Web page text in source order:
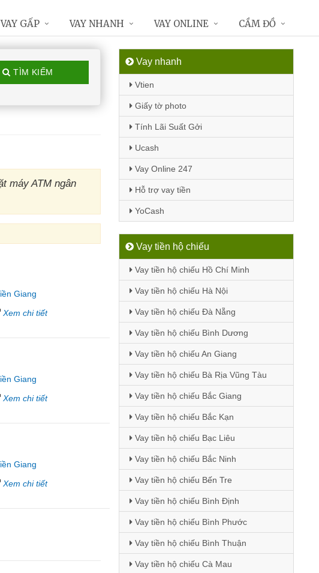
TÌM KIẾM
máy ATM ngân
Giang
Xem chi tiết
Giang
Xem chi tiết
Giang
Xem chi tiết
Vay nhanh
Vtien
Giấy tờ photo
Tính Lãi Suất Gởi
Ucash
Vay Online 247
Hỗ trợ vay tiền
YoCash
Vay tiền hộ chiếu
Vay tiền hộ chiếu Hồ Chí Minh
Vay tiền hộ chiếu Hà Nội
Vay tiền hộ chiếu Đà Nẵng
Vay tiền hộ chiếu Bình Dương
Vay tiền hộ chiếu An Giang
Vay tiền hộ chiếu Bà Rịa Vũng Tàu
Vay tiền hộ chiếu Bắc Giang
Vay tiền hộ chiếu Bắc Kạn
Vay tiền hộ chiếu Bạc Liêu
Vay tiền hộ chiếu Bắc Ninh
Vay tiền hộ chiếu Bến Tre
Vay tiền hộ chiếu Bình Định
Vay tiền hộ chiếu Bình Phước
Vay tiền hộ chiếu Bình Thuận
Vay tiền hộ chiếu Cà Mau
VAY GẤP VAY NHANH VAY ONLINE CẦM ĐỒ